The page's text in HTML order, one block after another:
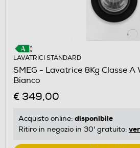
LAVATRICI STANDARD
SMEG - Lavatrice 8Kg Classe
Bianco
€ 349,00
Acquisto online: disponibile
Ritiro in negozio in 30' gratuito: